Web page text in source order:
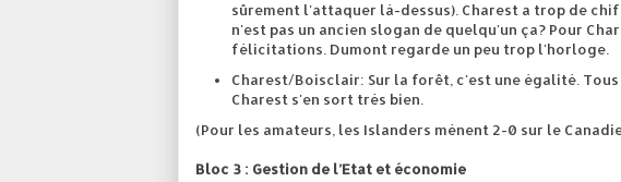
sûrement l'attaquer là-dessus). Charest a trop de
n'est pas un ancien slogan de quelqu'un ça? Pour
félicitations. Dumont regarde un peu trop l'horloge.
Charest/Boisclair: Sur la forêt, c'est une égalité.
Charest s'en sort très bien.
(Pour les amateurs, les Islanders mènent 2-0 sur le
Bloc 3 : Gestion de l’Etat et économie